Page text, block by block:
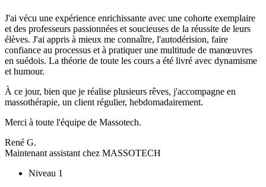
J'ai vécu une expérience enrichissante avec une cohorte exemplaire
et des professeurs passionnées et soucieuses de la réussite de leurs
élèves. J'ai appris à mieux me connaître, l'autodérision, faire
confiance au processus et à pratiquer une multitude de manœuvres
en suédois. La théorie de toute les cours a été livré avec dynamisme
et humour.
À ce jour, bien que je réalise plusieurs rêves, j'accompagne en
massothérapie, un client régulier, hebdomadairement.
Merci à toute l'équipe de Massotech.
René G.
Maintenant assistant chez MASSOTECH
Niveau 1